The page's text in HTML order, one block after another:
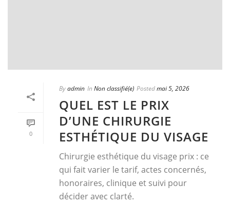
0
Byadmin In Non classifié(e) Postedmai 5, 2026
QUEL EST LE PRIX
D’UNE CHIRURGIE
ESTHÉTIQUE DU VISAGE
Chirurgie esthétique du visage prix : ce
qui fait varier le tarif, actes concernés,
honoraires, clinique et suivi pour
décider avec clarté.